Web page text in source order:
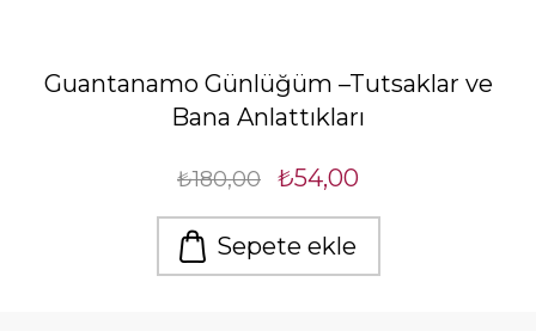
Guantanamo Günlüğüm –Tutsaklar ve
Bana Anlattıkları
₺180,00 ₺54,00
Sepete ekle